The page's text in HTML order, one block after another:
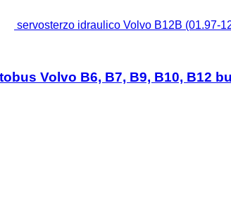
servosterzo idraulico Volvo B12B (01.97-
Volvo B6, B7, B9, B10, B12